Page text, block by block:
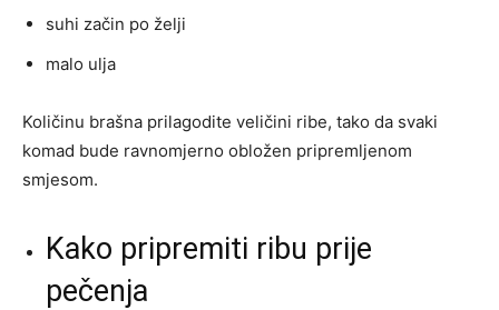
suhi začin po želji
malo ulja
Količinu brašna prilagodite veličini ribe, tako da svaki
komad bude ravnomjerno obložen pripremljenom
smjesom.
Kako pripremiti ribu prije
pečenja